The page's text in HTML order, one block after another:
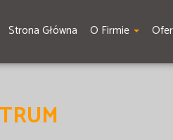
Strona Główna O Firmie